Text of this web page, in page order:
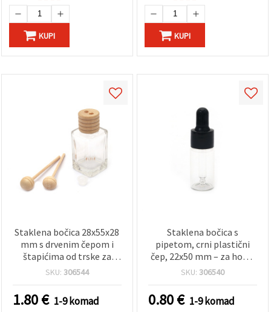
KUPI KUPI
Staklena bočica 28x55x28
mm s drvenim čepom i
štapićima od trske za
difuzor mirisa
SKU: 306544
1.80€ 1-9 komad
Staklena bočica s
pipetom, crni plastični
čep, 22x50 mm – za hobi i
ručni rad
SKU: 306540
0.80€ 1-9 komad